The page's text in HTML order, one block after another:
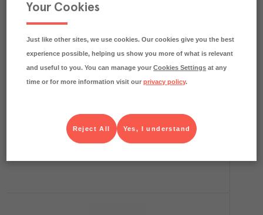
74.2 kg CO₂e/kg
Entrecôte 3,0+ Sverige
Köp (Logga in)
Your Cookies
Just like other sites, we use cookies. Our cookies give you the best
experience possible, helping us show you more of what is relevant
and useful to you. You can manage yourCookies Settings at any
time or for more information visit ourprivacy policy.
Yes, I understand
Reject All